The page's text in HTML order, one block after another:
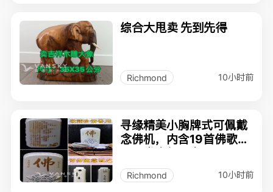
综合大甩卖 先到先得
Richmond 10小时前
寻缘精美小胸牌式可佩戴
念佛机，内含19首佛歌佛
Richmond 10小时前